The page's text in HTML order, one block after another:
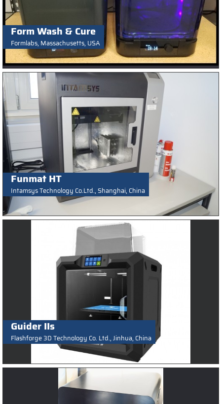
Form Wash & Cure
Formlabs, Massachusetts, USA
Funmat HT
Intamsys Technology Co.Ltd., Shanghai, China
Guider IIs
Flashforge 3D Technology Co. Ltd., Jinhua, China